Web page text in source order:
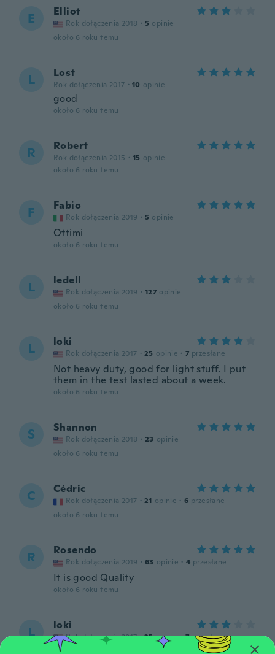
E Elliot
Rok dołączenia 2018 · 5 opinie
około 6 roku temu
L Lost
Rok dołączenia 2017 · 10 opinie
good
około 6 roku temu
R Robert
Rok dołączenia 2015 · 15 opinie
około 6 roku temu
F Fabio
Rok dołączenia 2019 · 5 opinie
Ottimi
około 6 roku temu
L ledell
Rok dołączenia 2019 · 127 opinie
około 6 roku temu
L loki
Rok dołączenia 2017 · 25 opinie · 7 przesłane
Not heavy duty, good for light stuff. I put
them in the test lasted about a week.
około 6 roku temu
S Shannon
Rok dołączenia 2018 · 23 opinie
około 6 roku temu
C Cédric
Rok dołączenia 2017 · 21 opinie · 6 przesłane
około 6 roku temu
R Rosendo
Rok dołączenia 2019 · 63 opinie · 4 przesłane
It is good Quality
około 6 roku temu
L loki
Rok dołączenia 2017 · 25 opinie · 7 przesłane